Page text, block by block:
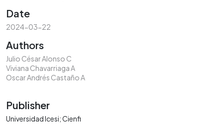
Date
2024-03-22
Authors
Julio César Alonso C
Viviana Chavarriaga A
Oscar Andrés Castaño A
Publisher
Universidad Icesi; Cienfi